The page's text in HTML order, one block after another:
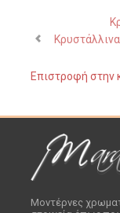
Επιστροφή στην
Μοντέρνες